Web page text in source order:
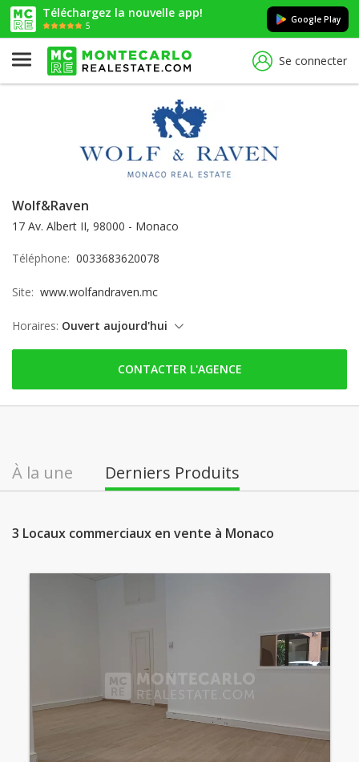
Téléchargez la nouvelle app!
5
Google Play
Se connecter
Wolf&Raven
17 Av. Albert II, 98000 - Monaco
Téléphone: 0033683620078
Site: www.wolfandraven.mc
Horaires: Ouvert aujourd'hui
dimanche: ouvert
lundi: ouvert
vendredi: ouvert
samedi: ouvert
CONTACTER L'AGENCE
À la une Derniers Produits
3 Locaux commerciaux en vente à Monaco